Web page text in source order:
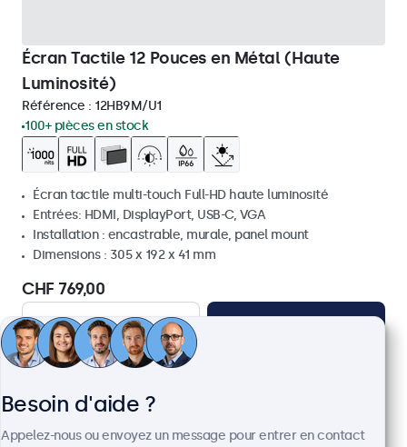
Écran Tactile 12 Pouces en Métal (Haute
Luminosité)
Référence : 12HB9M/U1
100+ pièces en stock
Écran tactile multi-touch Full-HD haute luminosité
Entrées: HDMI, DisplayPort, USB-C, VGA
Installation : encastrable, murale, panel mount
Dimensions : 305 x 192 x 41 mm
CHF 769,00
Voir Ajouter au panier
Besoin d'aide ?
Appelez-nous ou envoyez un message pour entrer en contact